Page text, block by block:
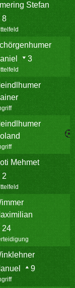
Stefan
8
3
Mehmet
2
24
9